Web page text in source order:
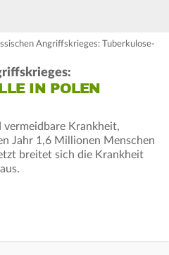
Angriffskrieges: Tuberkulose-
IN POLEN
vermeidbare Krankheit,
Jahr 1,6 Millionen Menschen
breitet sich die Krankheit